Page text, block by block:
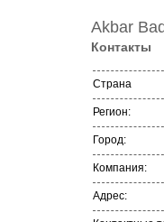
Akbar
Контакты
Страна
Регион:
Город:
Компания:
Адрес: